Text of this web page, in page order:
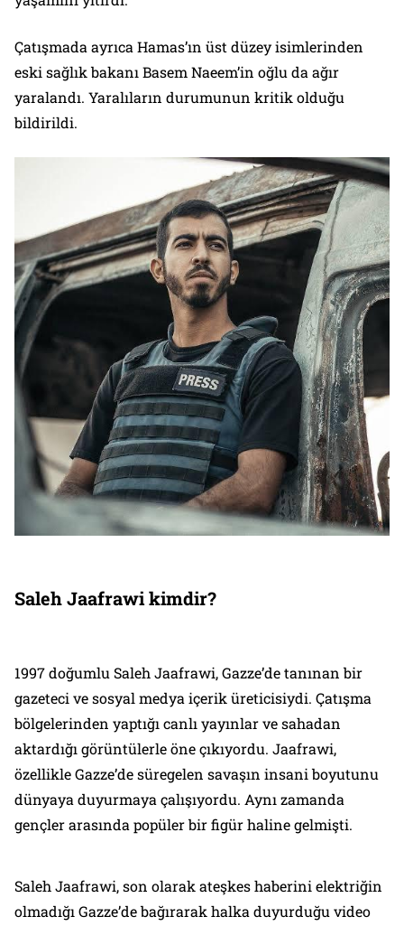
Çatışmada ayrıca Hamas’ın üst düzey isimlerinden
eski sağlık bakanı Basem Naeem’in oğlu da ağır
yaralandı. Yaralıların durumunun kritik olduğu
bildirildi.
Saleh Jaafrawi kimdir?
1997 doğumlu Saleh Jaafrawi, Gazze’de tanınan bir
gazeteci ve sosyal medya içerik üreticisiydi. Çatışma
bölgelerinden yaptığı canlı yayınlar ve sahadan
aktardığı görüntülerle öne çıkıyordu. Jaafrawi,
özellikle Gazze’de süregelen savaşın insani boyutunu
dünyaya duyurmaya çalışıyordu. Aynı zamanda
gençler arasında popüler bir figür haline gelmişti.
Saleh Jaafrawi, son olarak ateşkes haberini elektriğin
olmadığı Gazze’de bağırarak halka duyurduğu video